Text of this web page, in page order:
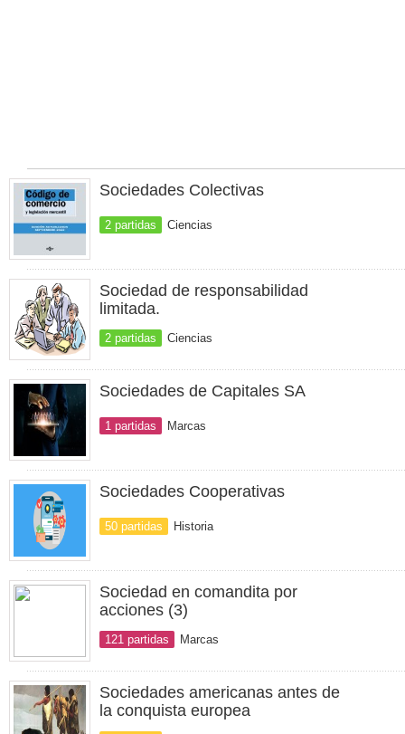
Sociedades Colectivas
2 partidas Ciencias
Sociedad de responsabilidad
limitada.
2 partidas Ciencias
Sociedades de Capitales SA
1 partidas Marcas
Sociedades Cooperativas
50 partidas Historia
Sociedad en comandita por
acciones (3)
121 partidas Marcas
Sociedades americanas antes de
la conquista europea